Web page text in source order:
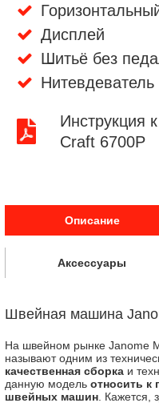
Дисплей
Шитьё без
Нитевдеватель
Инструкция
Craft 6700P
Описание
Аксессуары
Швейная машина
На швейном рынке Janome
называют одним из
качественная сборка и
данную модель относить к
швейных машин . Кажется,